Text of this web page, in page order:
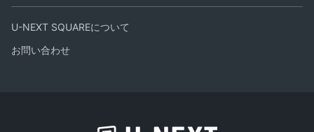
U-NEXT SQUAREについて
お問い合わせ